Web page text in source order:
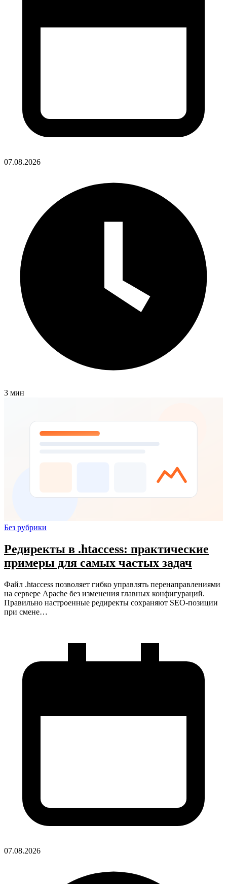
07.08.2026
3 мин
Без рубрики
Редиректы в .htaccess: практические
примеры для самых частых задач
Файл .htaccess позволяет гибко управлять перенаправлениями
на сервере Apache без изменения главных конфигураций.
Правильно настроенные редиректы сохраняют SEO-позиции
при смене…
07.08.2026